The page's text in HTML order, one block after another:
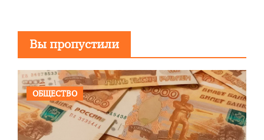
Вы пропустили
ОБЩЕСТВО